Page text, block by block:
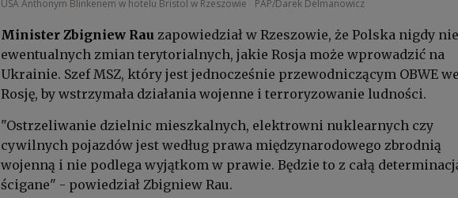
USA Anthonym Blinkenem w hotelu Bristol w Rzeszowie
PAP/Darek Delmanowicz
Minister Zbigniew Rau zapowiedział w Rzeszowie, że Polska nigdy
ewentualnych zmian terytorialnych, jakie Rosja może wprowadzić na
Ukrainie. Szef MSZ, który jest jednocześnie przewodniczącym OBWE
Rosję, by wstrzymała działania wojenne i terroryzowanie ludności.
"Ostrzeliwanie dzielnic mieszkalnych, elektrowni nuklearnych czy
cywilnych pojazdów jest według prawa międzynarodowego zbrodnią
wojenną i nie podlega wyjątkom w prawie. Będzie to z całą
ścigane" - powiedział Zbigniew Rau.